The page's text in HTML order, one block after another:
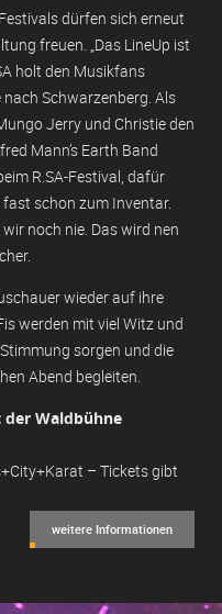
dürfen sich erneut
freuen. „Das LineUp ist
holt den Musikfans
Schwarzenberg. Als
Jerry und Christie den
Mann’s Earth Band
R.SA-Festival, dafür
schon zum Inventar.
noch nie. Das wird nen
wieder auf ihre
werden mit viel Witz und
sorgen und die
Abend begleiten.
Waldbühne
– Tickets gibt
weitere Informationen